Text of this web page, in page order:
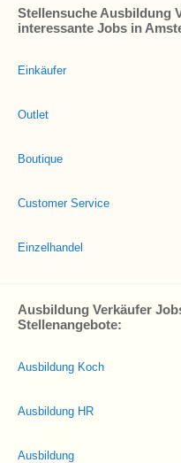
Stellensuche Ausbildung
interessante Jobs in
Einkäufer
Outlet
Boutique
Customer Service
Einzelhandel
Ausbildung Verkäufer
Stellenangebote:
Ausbildung Koch
Ausbildung HR
Ausbildung